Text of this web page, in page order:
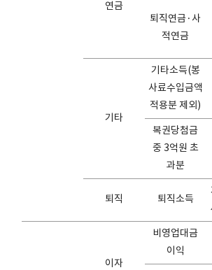
연금
퇴직연금·사
적연금
기타
기타소득(봉
사료수입금액
적용분 제외)
복권당첨금
중 3억원 초
과분
퇴직 퇴직소득
이자
비영업대금
이익